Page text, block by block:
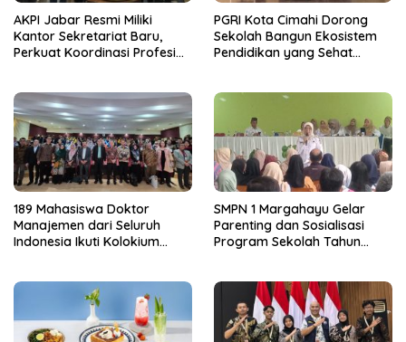
AKPI Jabar Resmi Miliki
Kantor Sekretariat Baru,
Perkuat Koordinasi Profesi
PGRI Kota Cimahi Dorong
Sekolah Bangun Ekosistem
Pendidikan yang Sehat
189 Mahasiswa Doktor
Manajemen dari Seluruh
Indonesia Ikuti Kolokium
SMPN 1 Margahayu Gelar
Parenting dan Sosialisasi
Program Sekolah Tahun